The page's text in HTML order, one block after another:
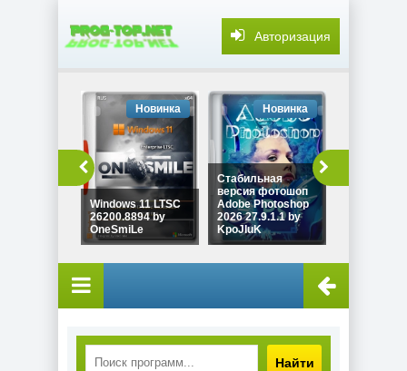
Авторизация
Windows 11 LTSC
26200.8894 by
OneSmiLe
Новинка
Стабильная
версия фотошоп
Adobe Photoshop
2026 27.9.1.1 by
KpoJIuK
Новинка
Найти